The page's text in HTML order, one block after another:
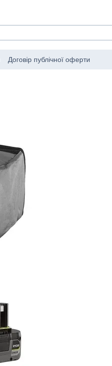
Договір публічної оферти